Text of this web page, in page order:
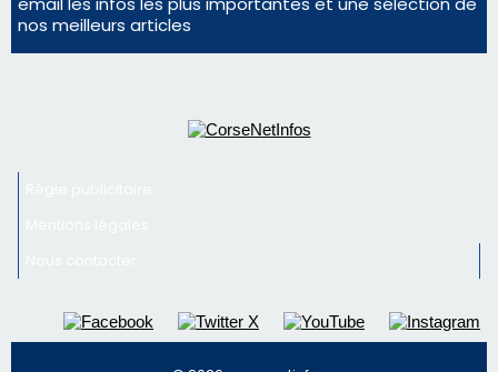
En Corse, un début de saison marqué par une
consommation en recul dans les restaurants
nos meilleurs articles